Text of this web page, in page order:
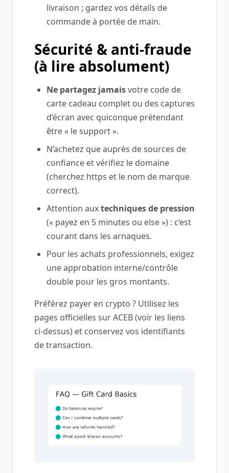
livraison ; gardez vos détails de
commande à portée de main.
Sécurité & anti‑fraude
(à lire absolument)
Ne partagez jamaisvotre code de
carte cadeau complet ou des captures
d’écran avec quiconque prétendant
être « le support ».
N’achetez que auprès de sources de
confiance et vérifiez le domaine
(cherchez https et le nom de marque
correct).
Attention auxtechniques de pression
(« payez en 5 minutes ou else ») : c’est
courant dans les arnaques.
Pour les achats professionnels, exigez
une approbation interne/contrôle
double pour les gros montants.
Préférez payer en crypto ? Utilisez les
pages officielles sur ACEB (voir les liens
ci‑dessus) et conservez vos identifiants
de transaction.